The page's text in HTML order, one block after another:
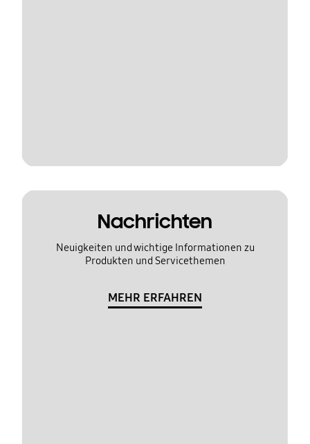
Nachrichten
Neuigkeiten und wichtige Informationen zu
Produkten und Servicethemen
MEHR ERFAHREN